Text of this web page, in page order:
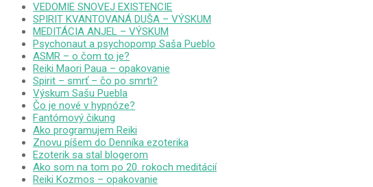
VEDOMIE SNOVEJ EXISTENCIE
SPIRIT KVANTOVANÁ DUŠA – VÝSKUM
MEDITÁCIA ANJEL – VÝSKUM
Psychonaut a psychopomp Saša Pueblo
ASMR – o čom to je?
Reiki Maori Paua – opakovanie
Spirit – smrť – čo po smrti?
Výskum Sašu Puebla
Čo je nové v hypnóze?
Fantómový čikung
Ako programujem Reiki
Znovu píšem do Denníka ezoterika
Ezoterik sa stal blogerom
Ako som na tom po 20. rokoch meditácií
Reiki Kozmos – opakovanie